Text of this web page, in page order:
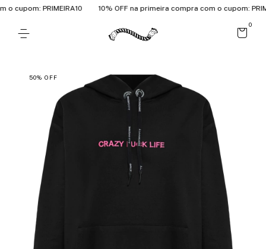
PRIMEIRA10 10% OFF na primeira compra com o cupom:
0
50% OFF